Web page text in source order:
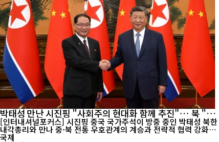
박태성 만난 시진핑 "사회주의 현대화 함께 추진"… 북 "중
국 핵심이익 지지"
[인터내셔널포커스] 시진핑 중국 국가주석이 방중 중인 박태성 북한
내각총리와 만나 중·북 전통 우호관계의 계승과 전략적 협력 강화를
강조했다. 북한 역시 대만 문제를 비롯한 중국의 핵심 이익을 변함없
국제